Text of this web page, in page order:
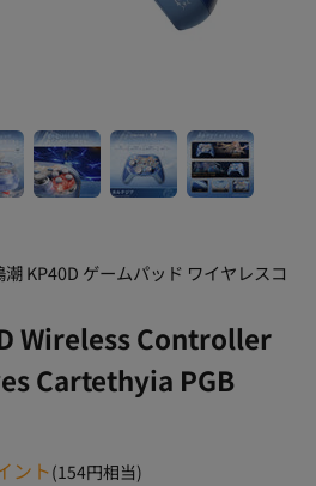
KP40D ゲームパッド ワイヤレスコ
Wireless Controller
Cartethyia PGB
ント(154円相当)